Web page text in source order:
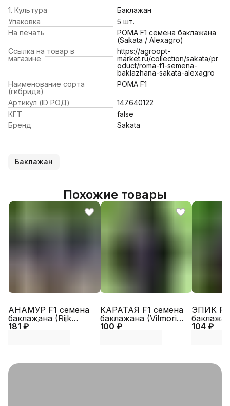
1. Культура
Баклажан
Упаковка
5 шт.
На печать
РОМА F1 семена баклажана
(Sakata / Alexagro)
Ссылка на товар в
магазине
https://agroopt-
market.ru/collection/sakata/pr
oduct/roma-f1-semena-
baklazhana-sakata-alexagro
Наименование сорта
(гибрида)
РОМА F1
Артикул (ID РОД)
147640122
КГТ
false
Бренд
Sakata
Баклажан
Похожие товары
181 ₽
АНАМУР F1 семена
баклажана (Rijk
Zwaan | Alexagro)
100 ₽
КАРАТАЯ F1 семена
баклажана (Vilmorin |
Alexagro)
104 ₽
ЭПИК F1
Alexagro)